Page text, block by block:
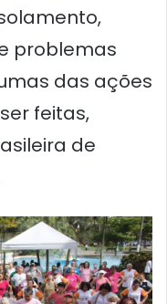
problemas
das ações
feitas,
de